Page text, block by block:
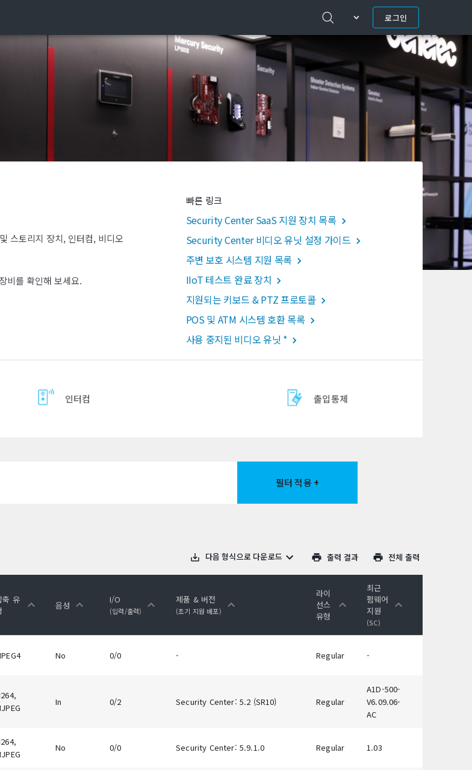
로그인
스토리지 장치, 인터컴, 비디오
비를 확인해 보세요.
빠른 링크
Security Center SaaS 지원 장치 목록
Security Center 비디오 유닛 설정 가이드
주변 보호 시스템 지원 목록
IIoT 테스트 완료 장치
지원되는 키보드 & PTZ 프로토콜
POS 및 ATM 시스템 호환 목록
사용 중지된 비디오 유닛 *
인터컴 출입통제
필터 적용 +
다음 형식으로 다운로드 출력 결과 전체 출력
축 유
음성 I/O
(입력/출력)
제품 & 버전
(초기 지원 배포)
라이
선스
유형
최근
펌웨어
지원
(SC)
No 0/0 - Regular -
In 0/2 Security Center: 5.2 (SR10) Regular
A1D-500-
V6.09.06-
AC
No 0/0 Security Center: 5.9.1.0 Regular 1.03